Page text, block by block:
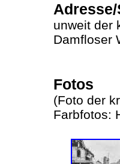
unweit der
Damfloser
Fotos
(Foto der
Farbfotos: